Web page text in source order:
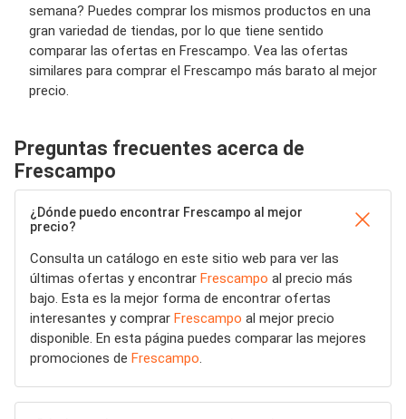
semana? Puedes comprar los mismos productos en una
gran variedad de tiendas, por lo que tiene sentido
comparar las ofertas en Frescampo. Vea las ofertas
similares para comprar el Frescampo más barato al mejor
precio.
Preguntas frecuentes acerca de
Frescampo
¿Dónde puedo encontrar Frescampo al mejor
precio?
Consulta un catálogo en este sitio web para ver las
últimas ofertas y encontrar Frescampo al precio más
bajo. Esta es la mejor forma de encontrar ofertas
interesantes y comprar Frescampo al mejor precio
disponible. En esta página puedes comparar las mejores
promociones de Frescampo.